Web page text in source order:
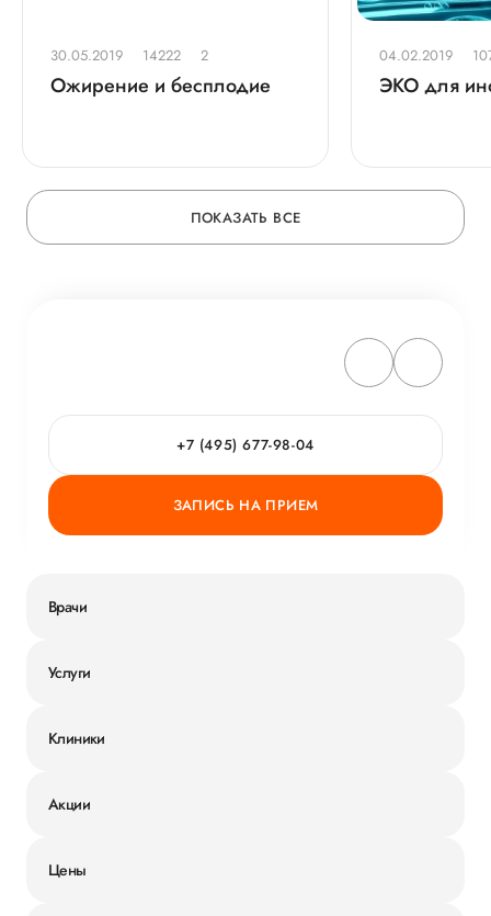
30.05.2019 14222 2
Ожирение и бесплодие
04.02.2019
ЭКО для
ПОКАЗАТЬ ВСЕ
+7 (495) 677-98-04
ЗАПИСЬ НА ПРИЕМ
Врачи
Услуги
Клиники
Акции
Цены